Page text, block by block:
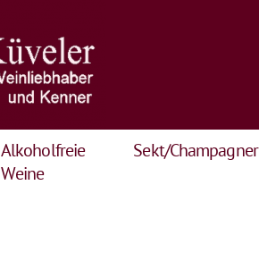
Alkoholfreie
Weine
Sekt/Champagner